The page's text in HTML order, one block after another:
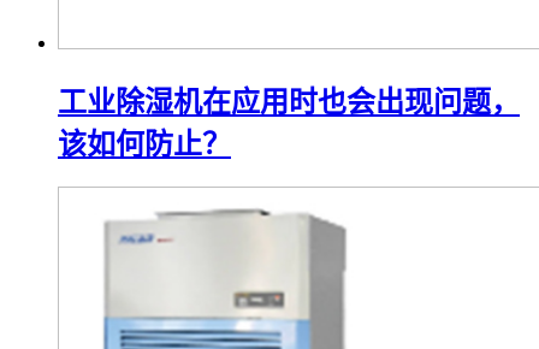
工业除湿机在应用时也会出现问题，
该如何防止？